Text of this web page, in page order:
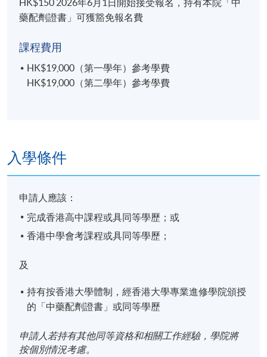
逢周日，1至2節課，上午 10 時至下午 1 時及 / 或下
午 2 時 30 分至 5 時 30 分
本院教學中心
HK$150 2026年6月1日開始接受報名，持有本院「中
藥配劑證書」可獲豁免報名費
課程費用
HK$19,000（第一學年）參考學費
HK$19,000（第二學年）參考學費
入學條件
申請人應該：
完成香港高中課程或具同等學歷；或
香港中學會考課程或具同等學歷；
及
持有按香港大學體制，經香港大學專業進修學院頒授
的「中藥配劑證書」或同等學歷
申請人若持有其他同等資格和相關工作經驗，學院將
按個別情況考慮。